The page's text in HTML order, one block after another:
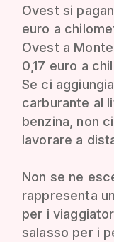
Ovest si
euro a
Ovest a
0,17 euro a
Se ci
carburante al
benzina, non
lavorare a
Non se ne
rappresenta
per i
salasso per i